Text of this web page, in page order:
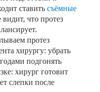
ставить съёмные
что протез
протез
хирургу: убрать
подгонять
хирург готовит
слепки после